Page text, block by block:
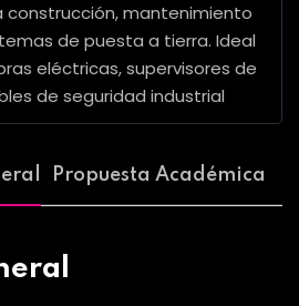
construcción, mantenimiento
de puesta a tierra. Ideal
eléctricas, supervisores de
de seguridad industrial
Propuesta Académica